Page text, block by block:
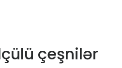
çeşnilər